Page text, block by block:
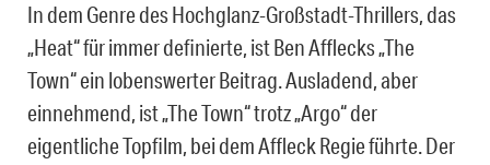
In dem Genre des Hochglanz-Großstadt-Thrillers, das
„Heat“ für immer definierte, ist Ben Afflecks „The
Town“ ein lobenswerter Beitrag. Ausladend, aber
einnehmend, ist „The Town“ trotz „Argo“ der
eigentliche Topfilm, bei dem Affleck Regie führte. Der